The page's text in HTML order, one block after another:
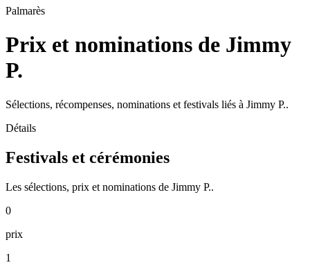
Palmarès
Prix et nominations de Jimmy
P.
Sélections, récompenses, nominations et festivals liés à Jimmy P..
Détails
Festivals et cérémonies
Les sélections, prix et nominations de Jimmy P..
0
prix
1